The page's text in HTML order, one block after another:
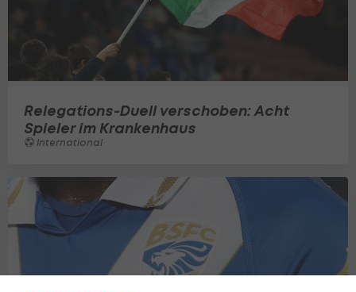
Relegations-Duell verschoben: Acht
Spieler im Krankenhaus
International